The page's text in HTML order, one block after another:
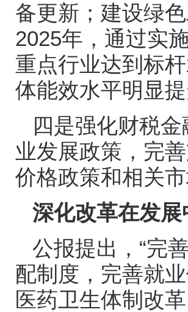
备更新；建设绿
2025年，通过实
重点行业达到标
体能效水平明显提
四是强化财税
业发展政策，完
价格政策和相关
深化改革在发
公报提出，“完
配制度，完善就
医药卫生体制改